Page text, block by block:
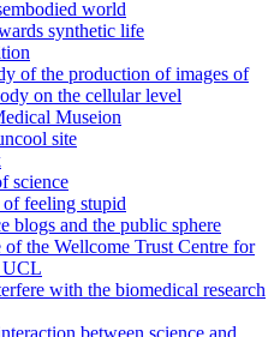
world
synthetic life
of the production of images of
on the cellular level
Museion
site
science
feeling stupid
blogs and the public sphere
of the Wellcome Trust Centre for
UCL
with the biomedical research
between science and